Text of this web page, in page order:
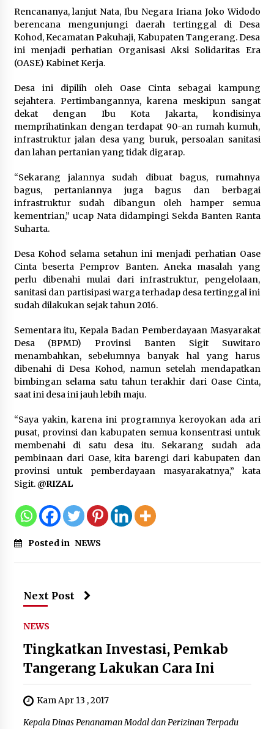
Respons Cepat Aduan Warga, Wali
Kota Serang Bantu Bedah Rumah
Roboh Korban Bencana, Salurkan
Bantuan Rp30 Juta
5 Agustus 2026
Wali Kota Serang Budi Rustandi
Berikan Penghargaan kepada
Pemenang Sayembara Logo HUT ke-
19 Kota Serang
5 Agustus 2026
Polres Cilegon Gelar Apel
Kesiapsiagaan Hadapi Ancaman
Kebakaran Akibat Fenomena El Niño
Pemkot Cilegon Sampaikan
Rancangan KUA PPAS 2027,
Pendapatan Ditarget Rp2,03 Triliun
Melalui Ikrar Napiter, Lapas Cilegon
Dorong Reintegrasi Sosial
Berlandaskan Nilai Kebangsaan
“Anak Kades Jadi Kaur Keuangan?
Skandal Nepotisme Desa Buaran
Mengenal Lebih Dekat: H. Salbini,
Rencananya, lanjut Nata, Ibu Negara Iriana Joko Widodo
berencana mengunjungi daerah tertinggal di Desa
Kohod, Kecamatan Pakuhaji, Kabupaten Tangerang. Desa
ini menjadi perhatian Organisasi Aksi Solidaritas Era
(OASE) Kabinet Kerja.
Desa ini dipilih oleh Oase Cinta sebagai kampung
sejahtera. Pertimbangannya, karena meskipun sangat
dekat dengan Ibu Kota Jakarta, kondisinya
memprihatinkan dengan terdapat 90-an rumah kumuh,
infrastruktur jalan desa yang buruk, persoalan sanitasi
dan lahan pertanian yang tidak digarap.
“Sekarang jalannya sudah dibuat bagus, rumahnya
bagus, pertaniannya juga bagus dan berbagai
infrastruktur sudah dibangun oleh hamper semua
kementrian,” ucap Nata didampingi Sekda Banten Ranta
Suharta.
Desa Kohod selama setahun ini menjadi perhatian Oase
Cinta beserta Pemprov Banten. Aneka masalah yang
perlu dibenahi mulai dari infrastruktur, pengelolaan,
sanitasi dan partisipasi warga terhadap desa tertinggal ini
sudah dilakukan sejak tahun 2016.
Sementara itu, Kepala Badan Pemberdayaan Masyarakat
Desa (BPMD) Provinsi Banten Sigit Suwitaro
menambahkan, sebelumnya banyak hal yang harus
dibenahi di Desa Kohod, namun setelah mendapatkan
bimbingan selama satu tahun terakhir dari Oase Cinta,
saat ini desa ini jauh lebih maju.
“Saya yakin, karena ini programnya keroyokan ada ari
pusat, provinsi dan kabupaten semua konsentrasi untuk
membenahi di satu desa itu. Sekarang sudah ada
pembinaan dari Oase, kita barengi dari kabupaten dan
provinsi untuk pemberdayaan masyarakatnya,” kata
Sigit.@RIZAL
Posted in NEWS
Next Post
NEWS
Tingkatkan Investasi, Pemkab
Tangerang Lakukan Cara Ini
Kam Apr 13 , 2017
Kepala Dinas Penanaman Modal dan Perizinan Terpadu